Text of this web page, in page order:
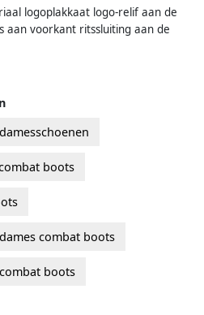
logoplakkaat logo-relif aan de
aan voorkant ritssluiting aan de
boots
combat boots
boots